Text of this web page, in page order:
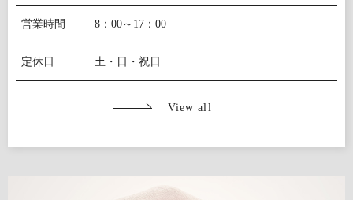
営業時間 8：00～17：00
定休日 土・日・祝日
View all